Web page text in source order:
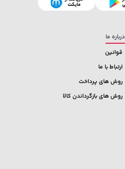
درباره ما
قوانین
ارتباط با ما
روش های پرداخت
روش های بازگرداندن کالا